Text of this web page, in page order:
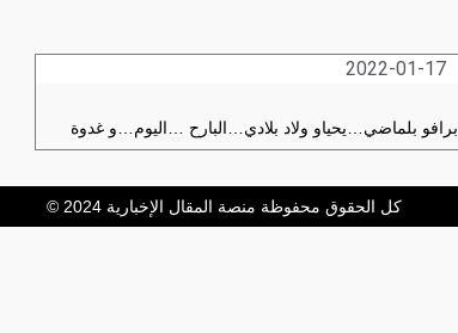
2022-01-17
برافو بلماضي…يحياو ولاد بلادي…البارح …اليوم…و غدوة
كل الحقوق محفوظة منصة المقال الإخبارية 2024 ©